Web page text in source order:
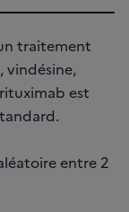
traitement
vindésine,
est
entre 2